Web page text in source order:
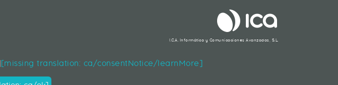
I.C.A. Informática y Comunicaciones Avanzadas, S.L.
[missing translation: ca/consentNotice/learnMore]